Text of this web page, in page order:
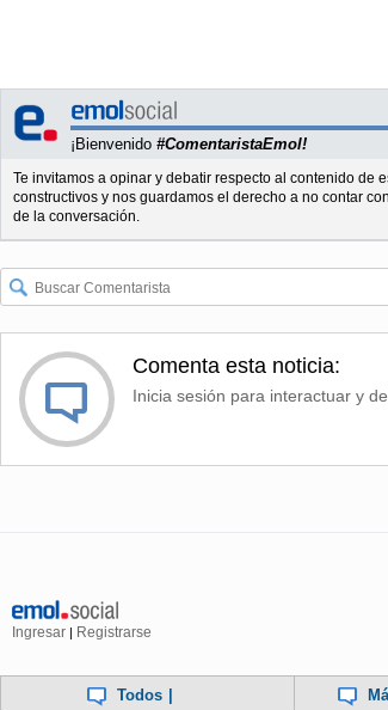
¡Bienvenido #ComentaristaEmol!
Te invitamos a opinar y debatir respecto al contenido de
constructivos y nos guardamos el derecho a no contar
de la conversación.
Comenta esta noticia:
Inicia sesión para interactuar y
Ingresar | Registrarse
Todos |